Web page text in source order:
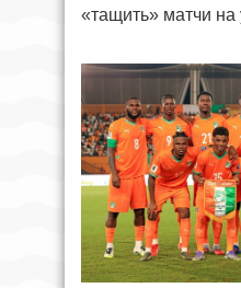
«тащить» матчи